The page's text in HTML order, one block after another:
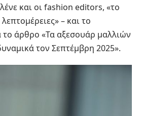
και οι fashion editors, «το
– και το
το άρθρο «Τα αξεσουάρ μαλλιών
τον Σεπτέμβρη 2025».